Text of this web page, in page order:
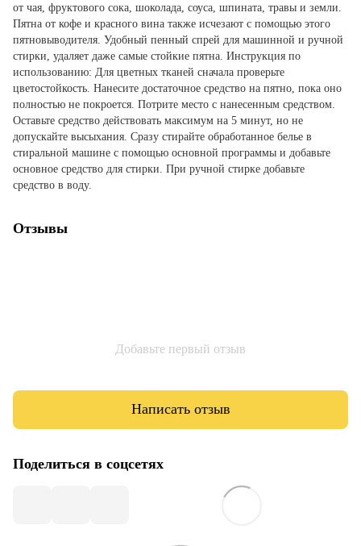
от чая, фруктового сока, шоколада, соуса, шпината, травы и земли.
Пятна от кофе и красного вина также исчезают с помощью этого
пятновыводителя. Удобный пенный спрей для машинной и ручной
стирки, удаляет даже самые стойкие пятна. Инструкция по
использованию: Для цветных тканей сначала проверьте
цветостойкость. Нанесите достаточное средство на пятно, пока оно
полностью не покроется. Потрите место с нанесенным средством.
Оставьте средство действовать максимум на 5 минут, но не
допускайте высыхания. Сразу стирайте обработанное белье в
стиральной машине с помощью основной программы и добавьте
основное средство для стирки. При ручной стирке добавьте
средство в воду.
Отзывы
Добавьте первый отзыв
Написать отзыв
Поделиться в соцсетях